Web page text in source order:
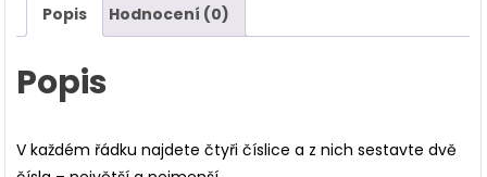
Popis Hodnocení (0)
Popis
V každém řádku najdete čtyři číslice a z nich sestavte dvě